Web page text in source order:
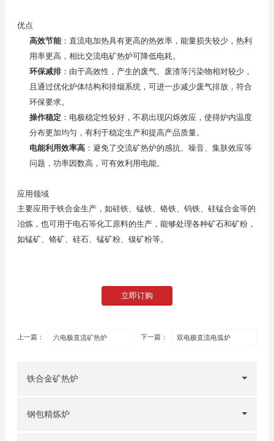
优点
高效节能 ：直流电加热具有更高的热效率，能量损失较少，热利
用率更高，相比交流电矿热炉可降低电耗。
环保减排 ：由于高效性，产生的废气、废渣等污染物相对较少，
且通过优化炉体结构和排烟系统，可进一步减少废气排放，符合
环保要求。
操作稳定 ：电极稳定性较好，不易出现闪烁效应，使得炉内温度
分布更加均匀，有利于稳定生产和提高产品质量。
电能利用效率高 ：避免了交流矿热炉的感抗、噪音、集肤效应等
问题，功率因数高，可有效利用电能。
应用领域
主要应用于铁合金生产，如硅铁、锰铁、铬铁、钨铁、硅锰合金等的
冶炼，也可用于电石等化工原料的生产，能够处理各种矿石和矿粉，
如锰矿、铬矿、硅石、锰矿粉、镍矿粉等。
立即订购
上一篇： 六电极直流矿热炉 下一篇： 双电极直流电弧炉
铁合金矿热炉
钢包精炼炉